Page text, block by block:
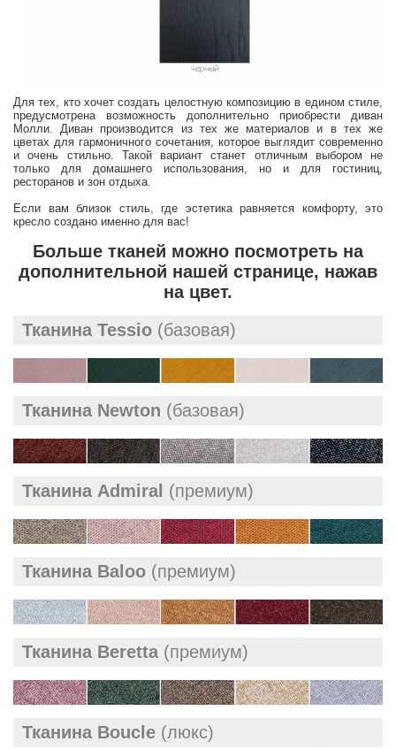
Для тех, кто хочет создать целостную композицию в едином стиле,
предусмотрена возможность дополнительно приобрести диван
Молли. Диван производится из тех же материалов и в тех же
цветах для гармоничного сочетания, которое выглядит современно
и очень стильно. Такой вариант станет отличным выбором не
только для домашнего использования, но и для гостиниц,
ресторанов и зон отдыха.
Если вам близок стиль, где эстетика равняется комфорту, это
кресло создано именно для вас!
Больше тканей можно посмотреть на
дополнительной нашей странице, нажав
на цвет.
Тканина Tessio (базовая)
Тканина Newton (базовая)
Тканина Admiral (премиум)
Тканина Baloo (премиум)
Тканина Beretta (премиум)
Тканина Boucle (люкс)